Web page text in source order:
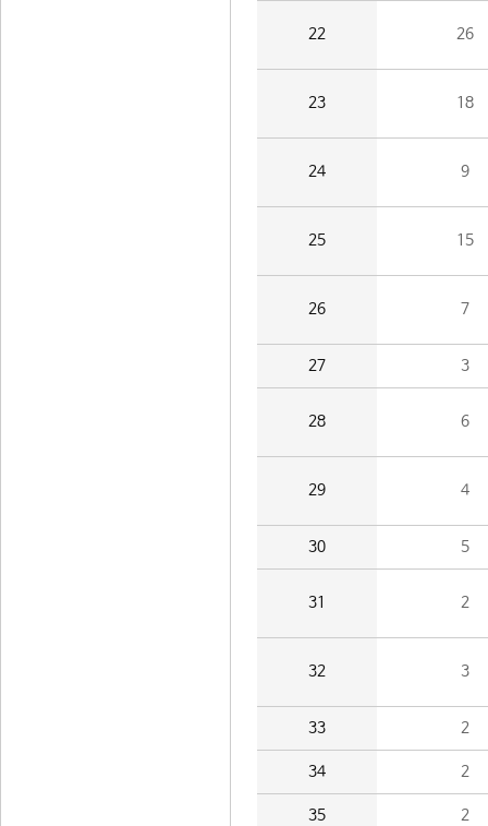
22 26
23 18
24 9
25 15
26 7
27 3
28 6
29 4
30 5
31 2
32 3
33 2
34 2
35 2